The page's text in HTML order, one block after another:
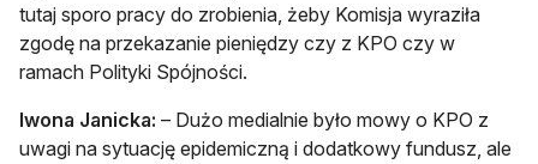
tutaj sporo pracy do zrobienia, żeby Komisja wyraziła
zgodę na przekazanie pieniędzy czy z KPO czy w
ramach Polityki Spójności.
Iwona Janicka: – Dużo medialnie było mowy o KPO z
uwagi na sytuację epidemiczną i dodatkowy fundusz, ale